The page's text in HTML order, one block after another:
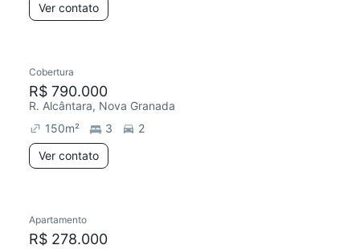
Ver contato
Redecorar
Cobertura
R$ 790.000
R. Alcântara, Nova Granada
150m² 3
2
Ver contato
Apartamento
R$ 278.000